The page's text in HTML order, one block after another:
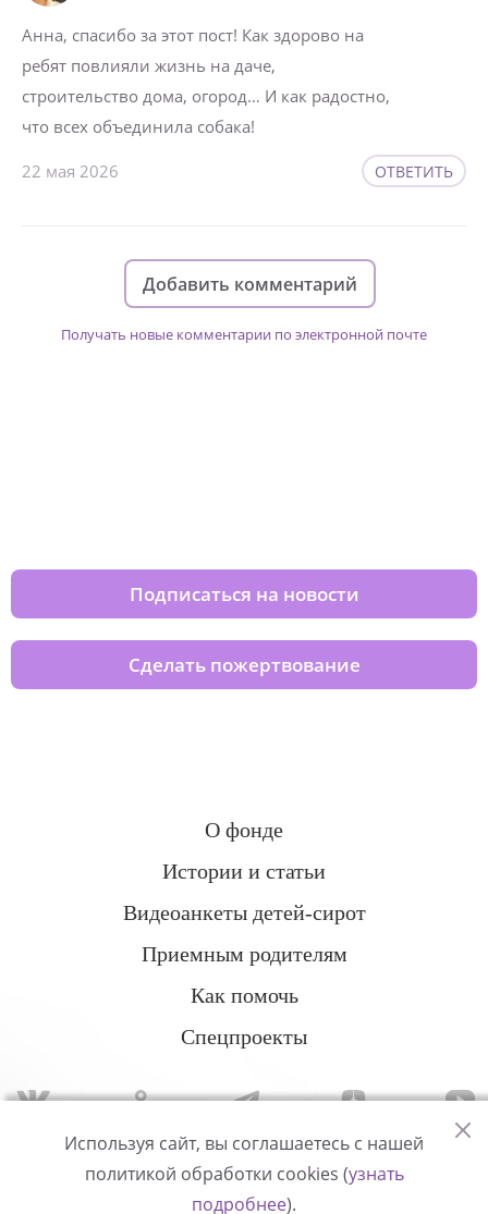
Анна, спасибо за этот пост! Как здорово на
ребят повлияли жизнь на даче,
строительство дома, огород… И как радостно,
что всех объединила собака!
22 мая 2026 ОТВЕТИТЬ
Добавить комментарий
Получать новые комментарии по электронной почте
Подписаться на новости
Сделать пожертвование
О фонде
Истории и статьи
Видеоанкеты детей-сирот
Приемным родителям
Как помочь
Спецпроекты
Политика конфиденциальности
Используя сайт, вы соглашаетесь с нашей
политикой обработки cookies (узнать
подробнее).